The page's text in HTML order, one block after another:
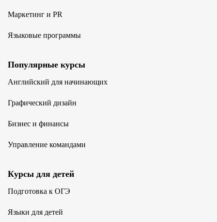
Маркетинг и PR
Языковые программы
Популярные курсы
Английский для начинающих
Графический дизайн
Бизнес и финансы
Управление командами
Курсы для детей
Подготовка к ОГЭ
Языки для детей